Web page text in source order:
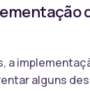
a
alguns